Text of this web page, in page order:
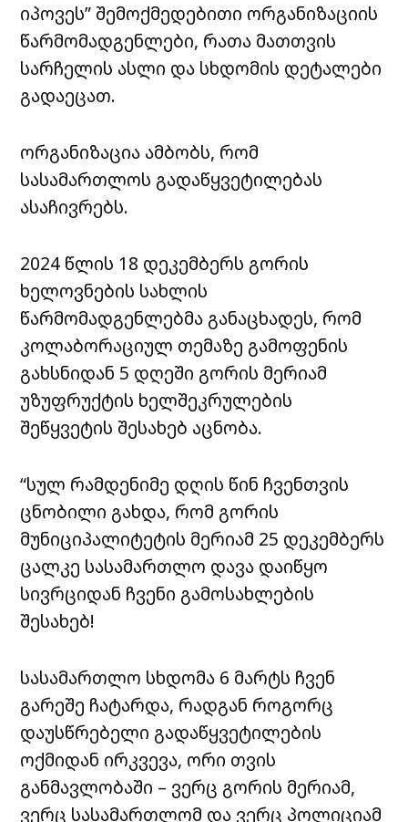
იპოვეს” შემოქმედებითი ორგანიზაციის
წარმომადგენლები, რათა მათთვის
სარჩელის ასლი და სხდომის დეტალები
გადაეცათ.
ორგანიზაცია ამბობს, რომ
სასამართლოს გადაწყვეტილებას
ასაჩივრებს.
2024 წლის 18 დეკემბერს გორის
ხელოვნების სახლის
წარმომადგენლებმა განაცხადეს, რომ
კოლაბორაციულ თემაზე გამოფენის
გახსნიდან 5 დღეში გორის მერიამ
უზუფრუქტის ხელშეკრულების
შეწყვეტის შესახებ აცნობა.
“სულ რამდენიმე დღის წინ ჩვენთვის
ცნობილი გახდა, რომ გორის
მუნიციპალიტეტის მერიამ 25 დეკემბერს
ცალკე სასამართლო დავა დაიწყო
სივრციდან ჩვენი გამოსახლების
შესახებ!
სასამართლო სხდომა 6 მარტს ჩვენ
გარეშე ჩატარდა, რადგან როგორც
დაუსწრებელი გადაწყვეტილების
ოქმიდან ირკვევა, ორი თვის
განმავლობაში – ვერც გორის მერიამ,
ვერც სასამართლომ და ვერც პოლიციამ